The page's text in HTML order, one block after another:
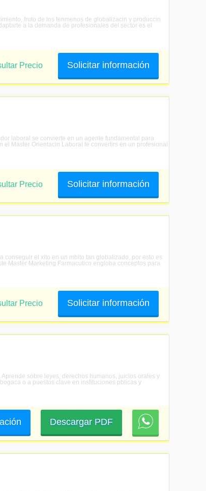
fruto de los fenmenos de globalizacin y produccin
a la demanda de profesionales del sector es el
Solicitar información
Precio
laboral se convierte en un agente fundamental para
Master Orientacin Laboral te convertirs en un profesional
Solicitar información
Precio
conseguir el xito en un mbito tan globalizado, por esto es
Master Marketing Farmacutico engloba conceptos para
Solicitar información
Precio
sobre leyes, derechos humanos, juicios orales y
o a puestos clave en instituciones pblicas y
Descargar PDF